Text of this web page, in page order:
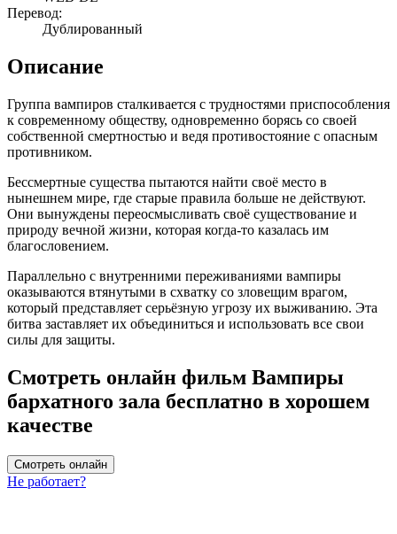
Перевод:
Дублированный
Описание
Группа вампиров сталкивается с трудностями приспособления
к современному обществу, одновременно борясь со своей
собственной смертностью и ведя противостояние с опасным
противником.
Бессмертные существа пытаются найти своё место в
нынешнем мире, где старые правила больше не действуют.
Они вынуждены переосмысливать своё существование и
природу вечной жизни, которая когда-то казалась им
благословением.
Параллельно с внутренними переживаниями вампиры
оказываются втянутыми в схватку со зловещим врагом,
который представляет серьёзную угрозу их выживанию. Эта
битва заставляет их объединиться и использовать все свои
силы для защиты.
Смотреть онлайн фильм Вампиры
бархатного зала бесплатно в хорошем
качестве
Смотреть онлайн
Не работает?